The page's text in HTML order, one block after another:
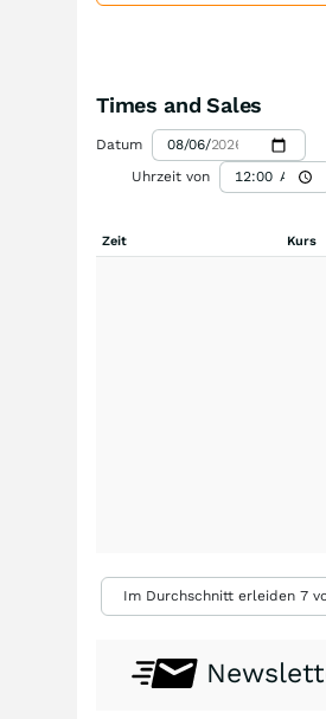
Times and Sales
Datum
Uhrzeit von
Zeit Kurs
Im Durchschnitt erleiden 7